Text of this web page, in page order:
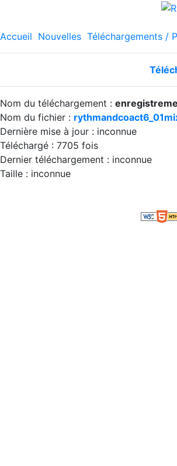
Accueil Nouvelles Téléchargements /
Nom du téléchargement :
Nom du fichier :
Dernière mise à jour : inconnue
Téléchargé : 7705 fois
Dernier téléchargement : inconnue
Taille : inconnue